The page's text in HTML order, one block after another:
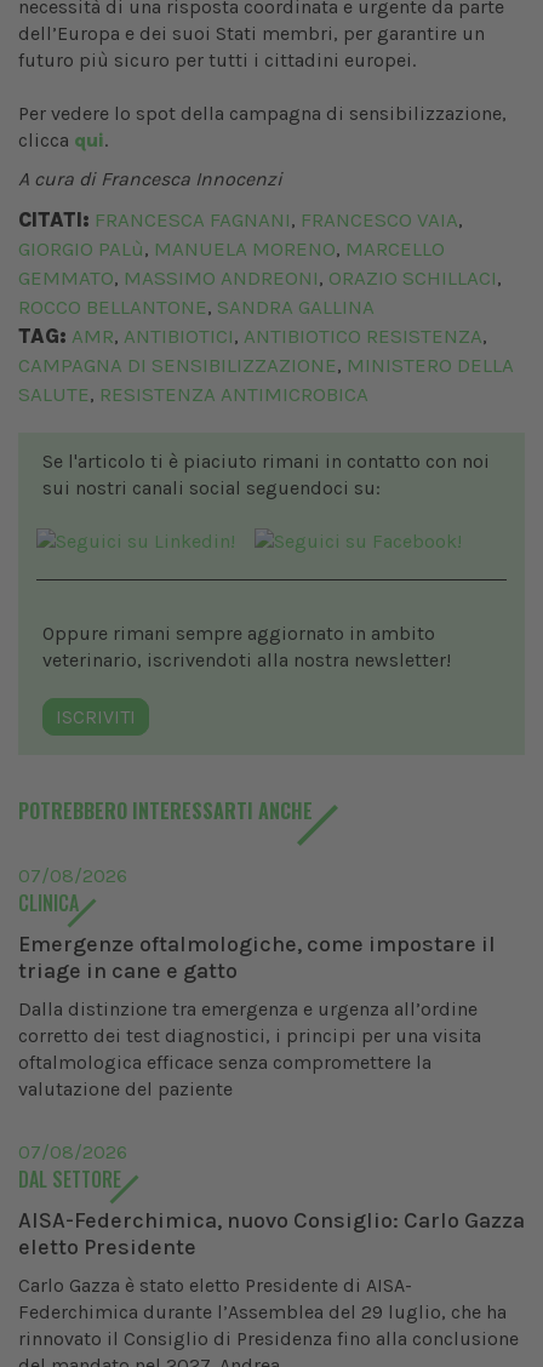
necessità di una risposta coordinata e urgente da parte
dell’Europa e dei suoi Stati membri, per garantire un
futuro più sicuro per tutti i cittadini europei.
Per vedere lo spot della campagna di sensibilizzazione,
clicca qui.
A cura di Francesca Innocenzi
CITATI: FRANCESCA FAGNANI, FRANCESCO VAIA,
GIORGIO PALù, MANUELA MORENO, MARCELLO
GEMMATO, MASSIMO ANDREONI, ORAZIO SCHILLACI,
ROCCO BELLANTONE, SANDRA GALLINA
TAG: AMR, ANTIBIOTICI, ANTIBIOTICO RESISTENZA,
CAMPAGNA DI SENSIBILIZZAZIONE, MINISTERO DELLA
SALUTE, RESISTENZA ANTIMICROBICA
Se l'articolo ti è piaciuto rimani in contatto con noi
sui nostri canali social seguendoci su:
Oppure rimani sempre aggiornato in ambito
veterinario, iscrivendoti alla nostra newsletter!
ISCRIVITI
POTREBBERO INTERESSARTI ANCHE
07/08/2026
CLINICA
Emergenze oftalmologiche, come impostare il
triage in cane e gatto
Dalla distinzione tra emergenza e urgenza all’ordine
corretto dei test diagnostici, i principi per una visita
oftalmologica efficace senza compromettere la
valutazione del paziente
07/08/2026
DAL SETTORE
AISA-Federchimica, nuovo Consiglio: Carlo Gazza
eletto Presidente
Carlo Gazza è stato eletto Presidente di AISA-
Federchimica durante l’Assemblea del 29 luglio, che ha
rinnovato il Consiglio di Presidenza fino alla conclusione